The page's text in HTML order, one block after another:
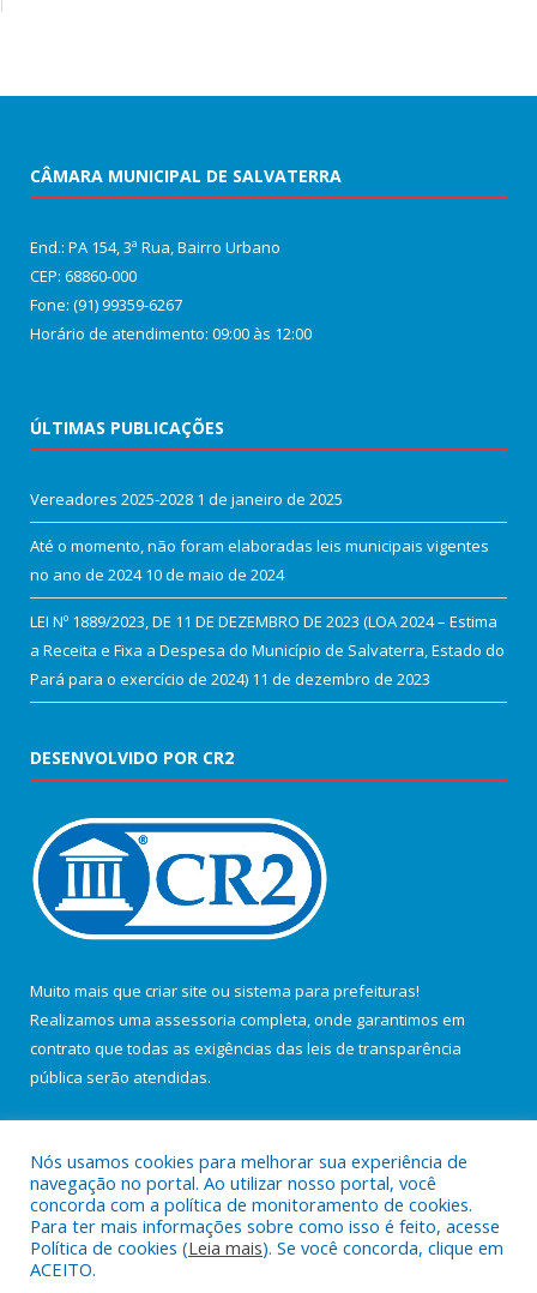
CÂMARA MUNICIPAL DE SALVATERRA
End.: PA 154, 3ª Rua, Bairro Urbano
CEP: 68860‑000
Fone: (91) 99359-6267
Horário de atendimento: 09:00 às 12:00
ÚLTIMAS PUBLICAÇÕES
Vereadores 2025-2028 1 de janeiro de 2025
Até o momento, não foram elaboradas leis municipais vigentes
no ano de 2024 10 de maio de 2024
LEI Nº 1889/2023, DE 11 DE DEZEMBRO DE 2023 (LOA 2024 – Estima
a Receita e Fixa a Despesa do Município de Salvaterra, Estado do
Pará para o exercício de 2024) 11 de dezembro de 2023
DESENVOLVIDO POR CR2
Muito mais que criar site ou sistema para prefeituras!
Realizamos uma assessoria completa, onde garantimos em
contrato que todas as exigências das leis de transparência
pública serão atendidas.
Todos os direitos reservados a Câmara Municipal de Salvaterra.
Nós usamos cookies para melhorar sua experiência de
navegação no portal. Ao utilizar nosso portal, você
concorda com a política de monitoramento de cookies.
Para ter mais informações sobre como isso é feito, acesse
Política de cookies (Leia mais). Se você concorda, clique em
ACEITO.